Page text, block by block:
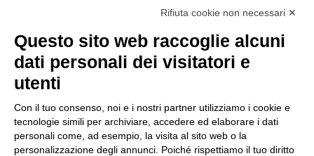
+39 0342 601140
Lun-ven
08:00 – 12:10 / 14:00 – 18:10
Rifiuta cookie non necessari ✕
Questo sito web raccoglie alcuni
dati personali dei visitatori e
utenti
Con il tuo consenso, noi e i nostri partner utilizziamo i cookie e
tecnologie simili per archiviare, accedere ed elaborare i dati
personali come, ad esempio, la visita al sito web o la
personalizzazione degli annunci. Poiché rispettiamo il tuo diritto